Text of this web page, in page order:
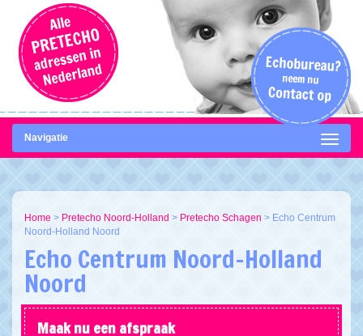
Navigatie
Home > Pretecho Noord-Holland > Pretecho Schagen > Echo Centrum
Noord-Holland Noord
Echo Centrum Noord-Holland
Noord
Maak nu een afspraak